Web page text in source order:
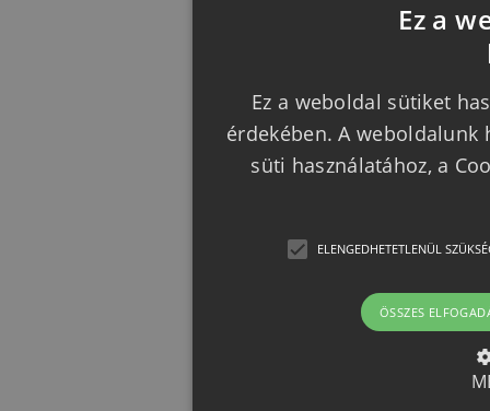
Ez a
Ez a weboldal sütiket
érdekében. A weboldalunk
süti használatához, a
ELENGEDHETETLENÜL
ÖSSZES